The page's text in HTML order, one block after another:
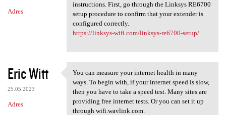
Adres
instructions. First, go through the Linksys RE6700
setup procedure to confirm that your extender is
configured correctly.
https://linksys-wifi.com/linksys-re6700-setup/
Eric Witt
25.05.2023
Adres
You can measure your internet
You can measure your internet health in many
ways. To begin with, if your internet speed is slow,
then you have to take a speed test. Many sites are
providing free internet tests. Or you can set it up
through wifi.wavlink.com.